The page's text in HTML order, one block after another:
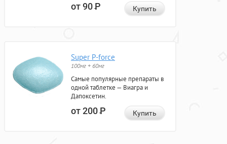
от 90Р Купить
Super P-force
100мг + 60мг
Самые популярные препараты в
одной таблетке — Виагра и
Дапоксетин.
от 200Р Купить